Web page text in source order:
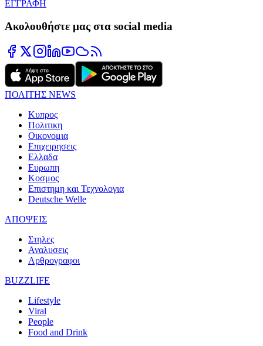
ΕΓΓΡΑΦΗ
Ακολουθήστε μας στα social media
ΠΟΛΙΤΗΣ NEWS
Κυπρος
Πολιτικη
Οικονομια
Επιχειρησεις
Ελλαδα
Ευρωπη
Κοσμος
Επιστημη και Τεχνολογια
Deutsche Welle
ΑΠΟΨΕΙΣ
Στηλες
Αναλυσεις
Αρθρογραφοι
BUZZLIFE
Lifestyle
Viral
People
Food and Drink